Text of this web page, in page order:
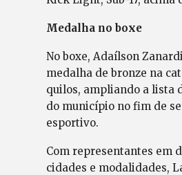
Medalha no boxe
No boxe, Adaílson
medalha de bronze na
quilos, ampliando a lista
do município no fim de
esportivo.
Com representantes em
cidades e modalidades,